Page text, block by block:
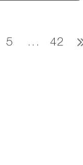
5 ... 42